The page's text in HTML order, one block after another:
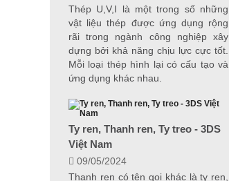
Thép U,V,I là một trong số những
vật liệu thép được ứng dụng rộng
rãi trong ngành công nghiệp xây
dựng bởi khả năng chịu lực cực tốt.
Mỗi loại thép hình lại có cấu tạo và
ứng dụng khác nhau.
Ty ren, Thanh ren, Ty treo - 3DS
Việt Nam
09/05/2024
Thanh ren có tên gọi khác là ty ren,